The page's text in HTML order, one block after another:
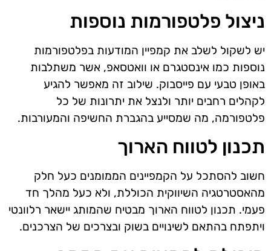
ניצול פלטפורמות נוספות
יש לשקול לשלב את קמפיין המודעות בפלטפורמות
נוספות כמו אינסטגרם או וואטסאפ, אשר משתלבות
באופן טבעי עם פייסבוק. שילוב זה מאפשר להגיע
לקהלים רחבים יותר ולנצל את יתרונות של כל
פלטפורמה, מה שמסייע בהגברת החשיפה והמעורבות.
תכנון לטווח הארוך
חשוב להסתכל על הקמפיינים הממומנים כעל חלק
מהאסטרטגיה השיווקית הכוללת, ולא כעל מהלך חד
פעמי. תכנון לטווח הארוך מבטיח שהמותג יישאר רלוונטי
ויתפתח בהתאם לשינויים בשוק ובצרכים של הצרכנים.